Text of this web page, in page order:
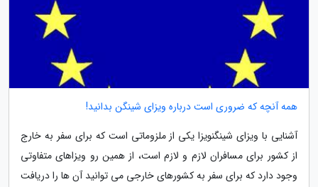
همه آنچه که ضروری است درباره ویزای شینگن بدانید!
آشنایی با ویزای شینگنویزا یکی از ملزوماتی است که برای سفر به خارج
از کشور برای مسافران لازم و لازم است، از همین رو ویزاهای متفاوتی
وجود دارد که برای سفر به کشورهای خارجی می توانید آن ها را دریافت